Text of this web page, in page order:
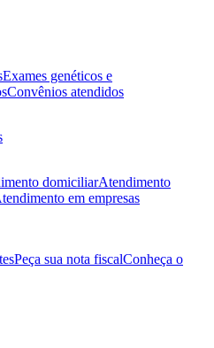
Exames genéticos e
Convênios atendidos
domiciliarAtendimento
em empresas
Peça sua nota fiscalConheça o